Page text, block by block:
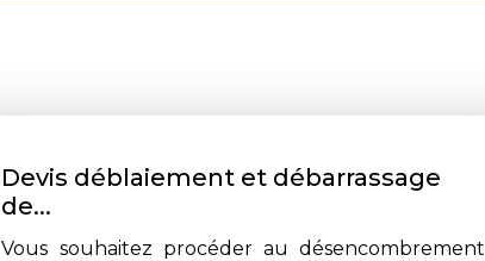
Devis déblaiement et débarrassage
de...
Vous souhaitez procéder au désencombrement